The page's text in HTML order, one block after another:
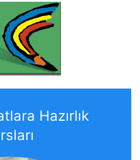
Hazırlık